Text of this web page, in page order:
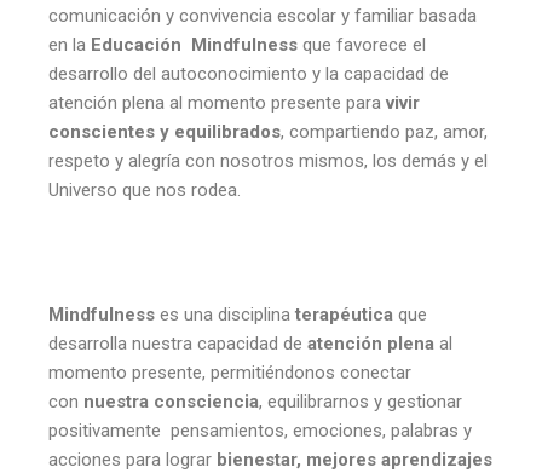
comunicación y convivencia escolar y familiar basada
en la Educación Mindfulness que favorece el
desarrollo del autoconocimiento y la capacidad de
atención plena al momento presente paravivir
conscientes y equilibrados, compartiendo paz, amor,
respeto y alegría con nosotros mismos, los demás y el
Universo que nos rodea.
Mindfulness es una disciplina terapéutica que
desarrolla nuestra capacidad de atención plena al
momento presente, permitiéndonos conectar
con nuestra consciencia, equilibrarnos y gestionar
positivamente pensamientos, emociones, palabras y
acciones para lograr bienestar, mejores aprendizajes